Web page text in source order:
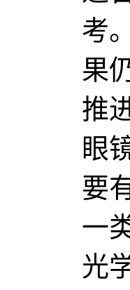
考
果
推
眼
要
一
光